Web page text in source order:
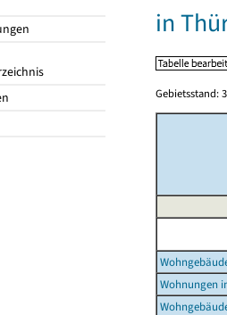
in
Gebietsstand:
Wohnungen